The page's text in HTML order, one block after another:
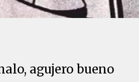
agujero bueno